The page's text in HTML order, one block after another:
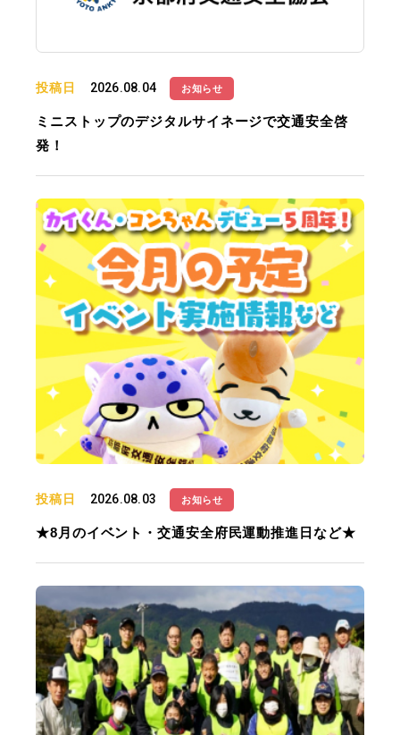
投稿日 2026.08.04 お知らせ
ミニストップのデジタルサイネージで交通安全啓
発！
投稿日 2026.08.03 お知らせ
★8月のイベント・交通安全府民運動推進日など★